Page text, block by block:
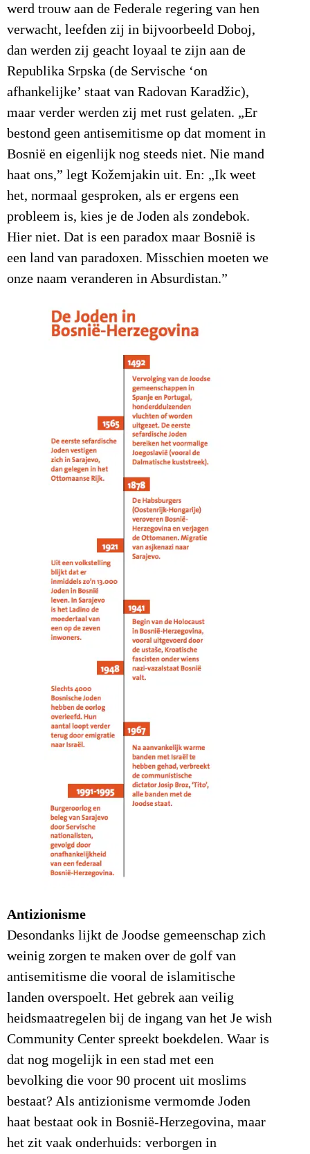
werd trouw aan de Federale regering van hen
verwacht, leefden zij in bijvoorbeeld Doboj,
dan werden zij geacht loyaal te zijn aan de
Republika Srpska (de Servische ‘on
afhankelijke’ staat van Radovan Karadžic),
maar verder werden zij met rust gelaten. „Er
bestond geen antisemitisme op dat moment in
Bosnië en eigenlijk nog steeds niet. Nie mand
haat ons,” legt Kožemjakin uit. En: „Ik weet
het, normaal gesproken, als er ergens een
probleem is, kies je de Joden als zondebok.
Hier niet. Dat is een paradox maar Bosnië is
een land van paradoxen. Misschien moeten we
onze naam veranderen in Absurdistan.”
Antizionisme
Desondanks lijkt de Joodse gemeenschap zich
weinig zorgen te maken over de golf van
antisemitisme die vooral de islamitische
landen overspoelt. Het gebrek aan veilig
heidsmaatregelen bij de ingang van het Je wish
Community Center spreekt boekdelen. Waar is
dat nog mogelijk in een stad met een
bevolking die voor 90 procent uit moslims
bestaat? Als antizionisme vermomde Joden
haat bestaat ook in Bosnië-Herzegovina, maar
het zit vaak onderhuids: verborgen in